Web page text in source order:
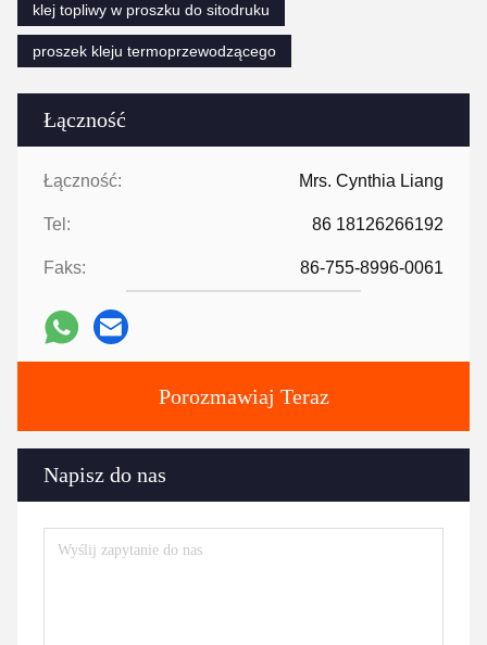
Łączność
Łączność: Mrs. Cynthia Liang
Tel: 86 18126266192
Faks: 86-755-8996-0061
Porozmawiaj Teraz
Napisz do nas
klej topliwy w proszku do sitodruku
proszek kleju termoprzewodzącego